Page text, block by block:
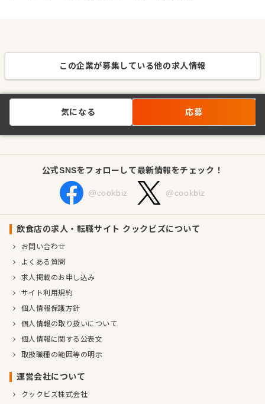
この企業が募集している他の求人情報
気になる 応募
公式SNSをフォローして最新情報をチェック！
@cookbiz @cookbiz
飲食店の求人・転職サイト クックビズについて
お問い合わせ
よくある質問
求人掲載のお申し込み
サイト利用規約
個人情報保護方針
個人情報の取り扱いについて
個人情報に関する公表文
取扱職種の範囲等の明示
運営会社について
クックビズ株式会社